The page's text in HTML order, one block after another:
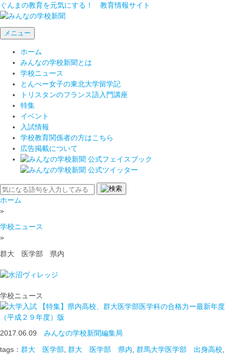
ぐんまの教育を元気にする！ 教育情報サイト
メニュー
ホーム
みんなの学校新聞とは
学校ニュース
とんぺー女子の東北大学留学記
トリスタンのフランス語入門講座
特集
イベント
入試情報
学校教育関係者の方はこちら
広告掲載について
ホーム
»
学校ニュース
»
群大 医学部 県内
学校ニュース
【特集】県内高校、群大医学部医学科の合格力ー最新年度
（平成２９年度）版
2017.06.09 みんなの学校新聞編集局
tags： 群大 医学部 群大 医学部 県内 群馬大学医学部 出身高校